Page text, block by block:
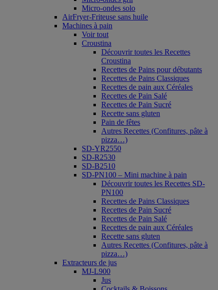
Micro-ondes solo
AirFryer-Friteuse sans huile
Machines à pain
Voir tout
Croustina
Découvrir toutes les Recettes
Croustina
Recettes de Pains pour débutants
Recettes de Pains Classiques
Recettes de pain aux Céréales
Recettes de Pain Salé
Recettes de Pain Sucré
Recette sans gluten
Pain de fêtes
Autres Recettes (Confitures, pâte à
pizza…)
SD-YR2550
SD-R2530
SD-B2510
SD-PN100 – Mini machine à pain
Découvrir toutes les Recettes SD-
PN100
Recettes de Pains Classiques
Recettes de Pain Sucré
Recettes de Pain Salé
Recettes de pain aux Céréales
Recette sans gluten
Autres Recettes (Confitures, pâte à
pizza…)
Extracteurs de jus
MJ-L900
Jus